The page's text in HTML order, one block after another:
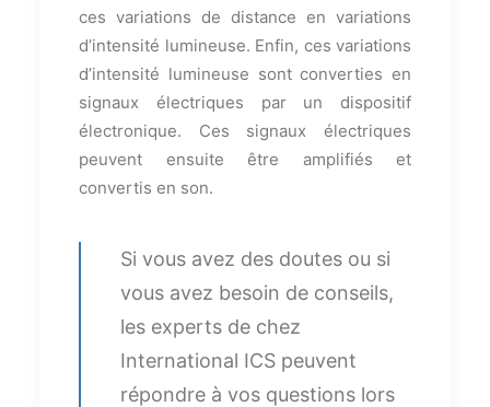
ces variations de distance en variations
d’intensité lumineuse. Enfin, ces variations
d’intensité lumineuse sont converties en
signaux électriques par un dispositif
électronique. Ces signaux électriques
peuvent ensuite être amplifiés et
convertis en son.
Si vous avez des doutes ou si
vous avez besoin de conseils,
les experts de chez
International ICS peuvent
répondre à vos questions lors